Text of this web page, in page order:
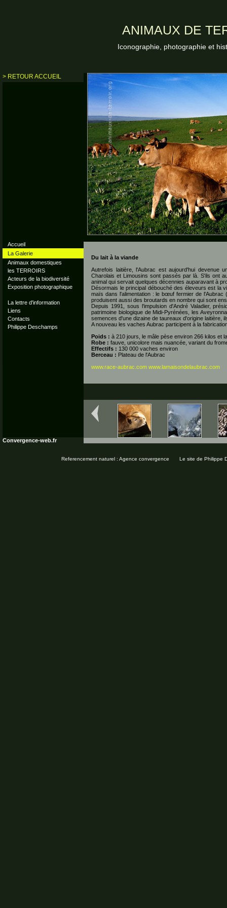
ANIMAUX DE
Iconographie, photographie et
> RETOUR ACCUEIL
Accueil
La Galerie
Animaux domestiques
les TERROIRS
Acteurs de la biodiversité
Exposition photographique
La lettre d'information
Liens
Contacts
Philippe Deschamps
Du lait à la viande
Autrefois laitière, l'Aubrac est aujourd'hui devenue
Charolais et Limousins sont passés par là. S'ils ont
animal qui servait quelques décennies auparavant à
Désormais le principal débouché des éleveurs est la
maïs dans l'alimentation : le bœuf fermier de
produisent aussi des broutards en nombre qui sont
Depuis 1991, sous l'impulsion d'André Valadier,
patrimoine biologique de Midi-Pyrénées, les
semences d'une dizaine de taureaux d'origine laitière,
A nouveau les vaches Aubrac participent à la
Poids : à 210 jours, le mâle pèse environ 266 kilos et
Robe : fauve, unicolore mais nuancée, variant du
Effectifs : 130 000 vaches environ
Berceau : Plateau de l'Aubrac
www.race-aubrac.com www.lamaisondelaubrac.com
Convergence-web.fr
Le site de Philippe
Referencement naturel : Agence convergence